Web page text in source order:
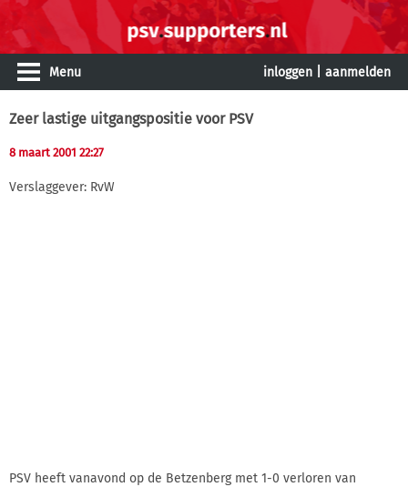
Menu inloggen aanmelden
Zeer lastige uitgangspositie voor PSV
8 maart 2001 22:27
Verslaggever: RvW
PSV heeft vanavond op de Betzenberg met 1-0 verloren van